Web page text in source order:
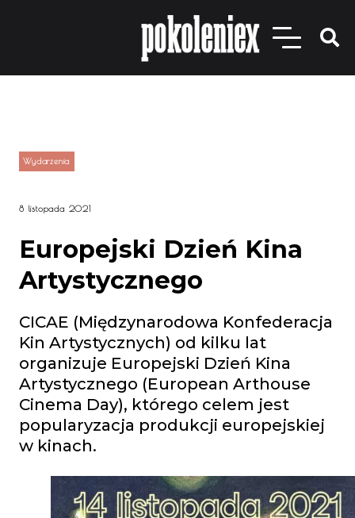
Wydarzenia
8 listopada 2021
Europejski Dzień Kina
Artystycznego
CICAE (Międzynarodowa Konfederacja
Kin Artystycznych) od kilku lat
organizuje Europejski Dzień Kina
Artystycznego (European Arthouse
Cinema Day), którego celem jest
popularyzacja produkcji europejskiej
w kinach.